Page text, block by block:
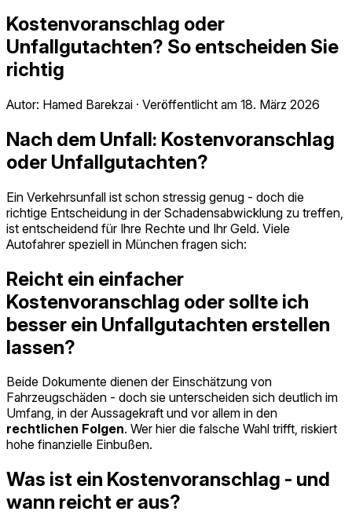
Kostenvoranschlag oder
Unfallgutachten? So entscheiden Sie
richtig
Autor: Hamed Barekzai · Veröffentlicht am 18. März 2026
Nach dem Unfall: Kostenvoranschlag
oder Unfallgutachten?
Ein Verkehrsunfall ist schon stressig genug - doch die
richtige Entscheidung in der Schadensabwicklung zu treffen,
ist entscheidend für Ihre Rechte und Ihr Geld. Viele
Autofahrer speziell in München fragen sich:
Reicht ein einfacher
Kostenvoranschlag oder sollte ich
besser ein Unfallgutachten erstellen
lassen?
Beide Dokumente dienen der Einschätzung von
Fahrzeugschäden - doch sie unterscheiden sich deutlich im
Umfang, in der Aussagekraft und vor allem in den
rechtlichen Folgen. Wer hier die falsche Wahl trifft, riskiert
hohe finanzielle Einbußen.
Was ist ein Kostenvoranschlag - und
wann reicht er aus?